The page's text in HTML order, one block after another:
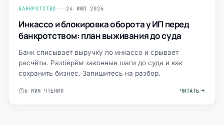
БАНКРОТСТВО 24 ИЮЛ 2026
Инкассо и блокировка оборота у ИП перед
банкротством: план выживания до суда
Банк списывает выручку по инкассо и срывает
расчёты. Разберём законные шаги до суда и как
сохранить бизнес. Запишитесь на разбор.
6 МИН ЧТЕНИЯ ЧИТАТЬ